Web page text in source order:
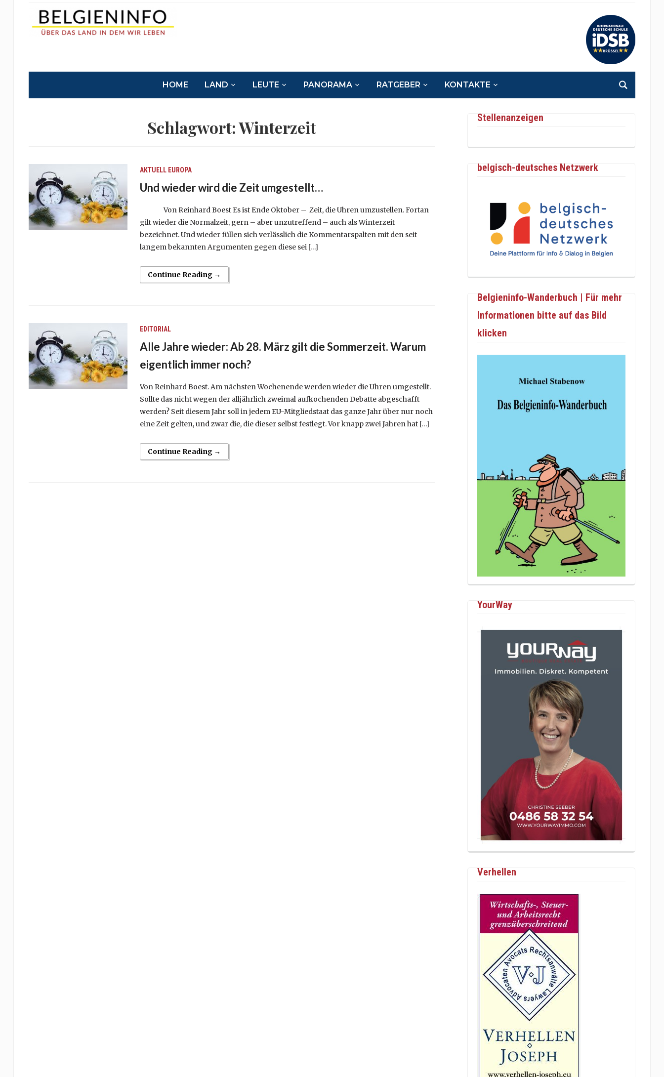
HOME LAND LEUTE PANORAMA RATGEBER KONTAKTE
Schlagwort:Winterzeit
AKTUELL EUROPA
Und wieder wird die Zeit umgestellt…
Von Reinhard Boest Es ist Ende Oktober – Zeit, die Uhren umzustellen. Fortan
gilt wieder die Normalzeit, gern – aber unzutreffend – auch als Winterzeit
bezeichnet. Und wieder füllen sich verlässlich die Kommentarspalten mit den seit
langem bekannten Argumenten gegen diese sei […]
Continue Reading →
EDITORIAL
Alle Jahre wieder: Ab 28. März gilt die Sommerzeit. Warum
eigentlich immer noch?
Von Reinhard Boest. Am nächsten Wochenende werden wieder die Uhren umgestellt.
Sollte das nicht wegen der alljährlich zweimal aufkochenden Debatte abgeschafft
werden? Seit diesem Jahr soll in jedem EU-Mitgliedstaat das ganze Jahr über nur noch
eine Zeit gelten, und zwar die, die dieser selbst festlegt. Vor knapp zwei Jahren hat […]
Continue Reading →
Stellenanzeigen
belgisch-deutsches Netzwerk
Belgieninfo-Wanderbuch | Für mehr
Informationen bitte auf das Bild
klicken
YourWay
Verhellen